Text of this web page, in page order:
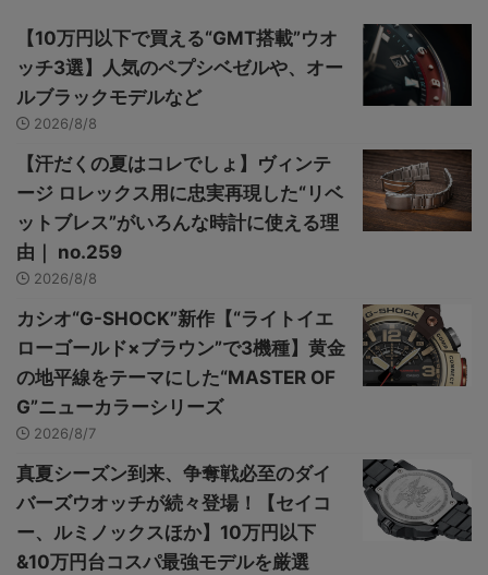
【10万円以下で買える“GMT搭載”ウオ
ッチ3選】人気のペプシベゼルや、オー
ルブラックモデルなど
2026/8/8
【汗だくの夏はコレでしょ】ヴィンテ
ージ ロレックス用に忠実再現した“リベ
ットブレス”がいろんな時計に使える理
由｜ no.259
2026/8/8
カシオ“G-SHOCK”新作【“ライトイエ
ローゴールド×ブラウン”で3機種】黄金
の地平線をテーマにした“MASTER OF
G”ニューカラーシリーズ
2026/8/7
真夏シーズン到来、争奪戦必至のダイ
バーズウオッチが続々登場！【セイコ
ー、ルミノックスほか】10万円以下
&10万円台コスパ最強モデルを厳選